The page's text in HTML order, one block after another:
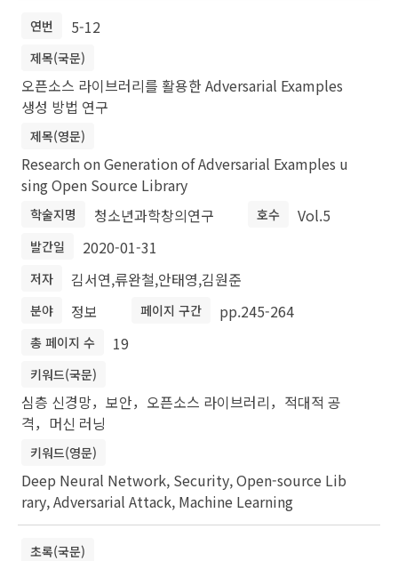
연번 5-12
제목(국문)
오픈소스 라이브러리를 활용한 Adversarial Examples
생성 방법 연구
제목(영문)
Research on Generation of Adversarial Examples u
sing Open Source Library
학술지명 청소년과학창의연구 호수 Vol.5
발간일 2020-01-31
저자 김서연,류완철,안태영,김원준
분야 정보 페이지 구간 pp.245-264
총 페이지 수 19
키워드(국문)
심층 신경망，보안，오픈소스 라이브러리，적대적 공
격，머신 러닝
키워드(영문)
Deep Neural Network, Security, Open-source Lib
rary, Adversarial Attack, Machine Learning
초록(국문)